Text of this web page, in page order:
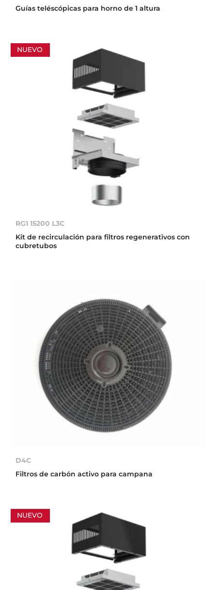
Guías teléscópicas para horno de 1 altura
NUEVO
RG1 15200 L3C
Kit de recirculación para filtros regenerativos con
cubretubos
D4C
Filtros de carbón activo para campana
NUEVO